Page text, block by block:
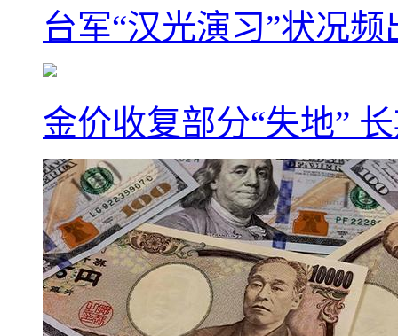
台军“汉光演习”状况
金价收复部分“失地”